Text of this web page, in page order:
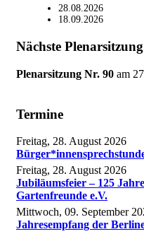
28.08.2026
18.09.2026
Nächste Plenarsitzung
Plenarsitzung Nr. 90 am
Termine
Freitag, 28. August 2026
Freitag, 28. August 2026
Jubiläumsfeier – 125
Gartenfreunde e.V.
Mittwoch, 09. September
Jahresempfang der